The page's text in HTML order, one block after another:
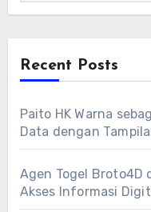
Recent Posts
Paito HK Warna
Data dengan
Agen Togel Broto4D
Akses Informasi